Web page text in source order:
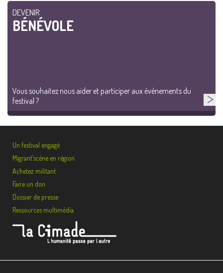
DEVENIR
BÉNÉVOLE
Vous souhaitez nous aider et participer aux événements du
festival ?
Un festival engagé
Migrant’scène en région
Achetez militant
Faire un don
Dossier de presse
Ressources multimédia